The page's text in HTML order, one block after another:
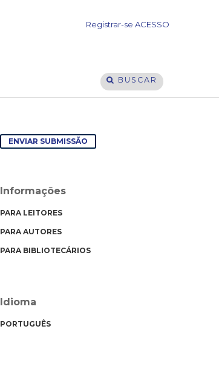
BUSCAR
Registrar-se ACESSO
ENVIAR SUBMISSÃO
Informações
PARA LEITORES
PARA AUTORES
PARA BIBLIOTECÁRIOS
Idioma
PORTUGUÊS